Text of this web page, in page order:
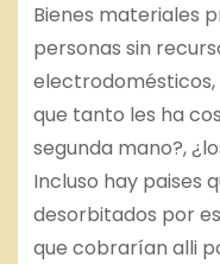
Bienes materiales
personas sin
que tanto les ha
segunda mano?,
Incluso hay paises
desorbitados por
que cobrarían alli